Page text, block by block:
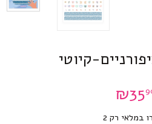
קיוטי
₪35
במלאי רק 2